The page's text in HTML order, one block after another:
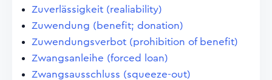
Zuverlässigkeit (realiability)
Zuwendung (benefit; donation)
Zuwendungsverbot (prohibition of benefit)
Zwangsanleihe (forced loan)
Zwangsausschluss (squeeze-out)